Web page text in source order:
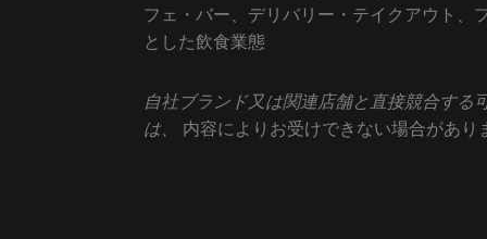
フェ・バー、デリバリー・テイクアウト、
とした飲食業態
自社ブランド又は関連店舗と直接競合する
は、
内容によりお受けできない場合があり